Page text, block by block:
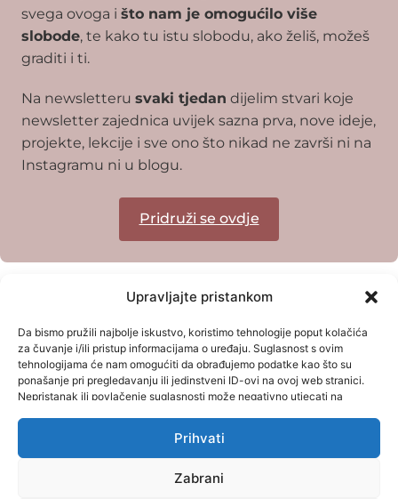
Upravljajte pristankom
Da bismo pružili najbolje iskustvo, koristimo tehnologije poput kolačića
za čuvanje i/ili pristup informacijama o uređaju. Suglasnost s ovim
tehnologijama će nam omogućiti da obrađujemo podatke kao što su
ponašanje pri pregledavanju ili jedinstveni ID-ovi na ovoj web stranici.
Nepristanak ili povlačenje suglasnosti može negativno utjecati na
Prihvati
Zabrani
svega ovoga i što nam je omogućilo više
slobode, te kako tu istu slobodu, ako želiš, možeš
graditi i ti.
Na newsletteru svaki tjedan dijelim stvari koje
newsletter zajednica uvijek sazna prva, nove ideje,
projekte, lekcije i sve ono što nikad ne završi ni na
Instagramu ni u blogu.
Pridruži se ovdje
© Designed by AMP Digital 2024 |